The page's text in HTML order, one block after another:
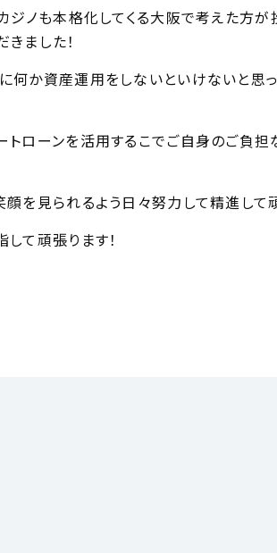
ジノも本格化してくる大阪で考えた方が
ました！
何か資産運用をしないといけないと思っ
トローンを活用するこでご自身のご負担
を見られるよう日々努力して精進して
て頑張ります！